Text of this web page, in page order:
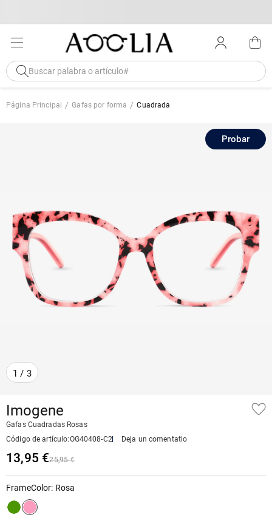
Página Principal Gafas por forma Cuadrada
1 / 3
Probar
Imogene
Gafas Cuadradas Rosas
Código de artículo:OG40408-C2 Deja un comentatio
13,95 €25,95 €
FrameColor: Rosa